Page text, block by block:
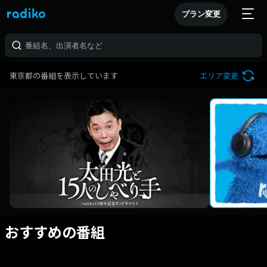
プラン変更
東京都の番組を表示しています エリア変更
おすすめの番組